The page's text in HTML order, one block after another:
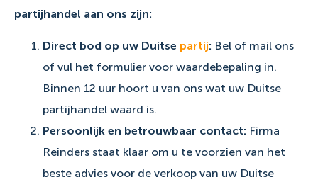
partijhandel aan ons zijn:
Direct bod op uw Duitse partij: Bel of mail ons
of vul het formulier voor waardebepaling in.
Binnen 12 uur hoort u van ons wat uw Duitse
partijhandel waard is.
Persoonlijk en betrouwbaar contact: Firma
Reinders staat klaar om u te voorzien van het
beste advies voor de verkoop van uw Duitse